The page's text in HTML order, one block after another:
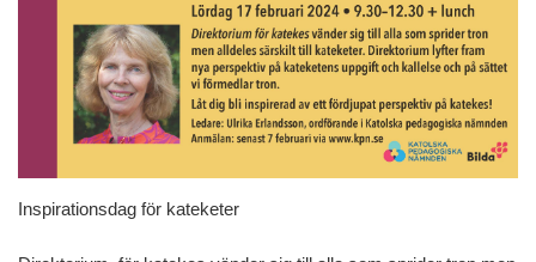
Inspirationsdag för kateketer